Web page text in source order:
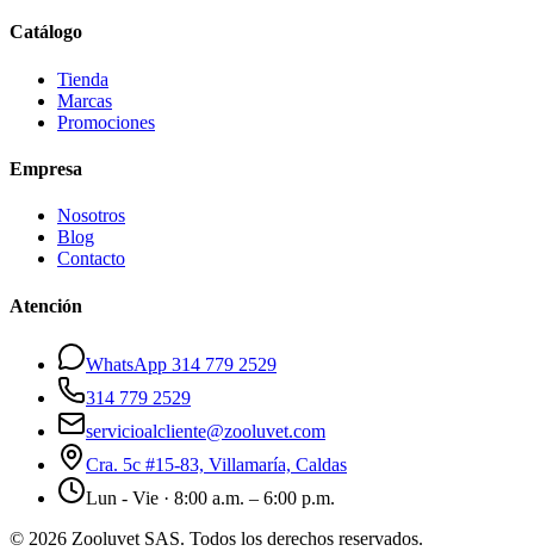
Catálogo
Tienda
Marcas
Promociones
Empresa
Nosotros
Blog
Contacto
Atención
WhatsApp 314 779 2529
314 779 2529
servicioalcliente@zooluvet.com
Cra. 5c #15-83, Villamaría, Caldas
Lun - Vie · 8:00 a.m. – 6:00 p.m.
© 2026 Zooluvet SAS. Todos los derechos reservados.